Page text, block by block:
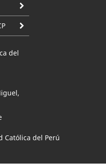
del
Católica del Perú